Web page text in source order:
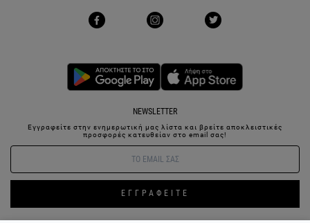
NEWSLETTER
Εγγραφείτε στην ενημερωτική μας λίστα και βρείτε αποκλειστικές
προσφορές κατευθείαν στο email σας!
ΕΓΓΡΑΦΕΙΤΕ